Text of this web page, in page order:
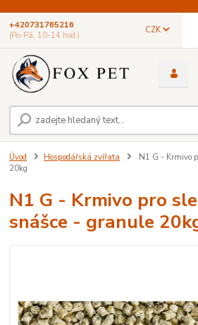
CZK
+420731765216
(Po-Pá, 10-14 hod.)
Úvod Hospodářská zvířata
N1 G - Krmivo
20kg
N1 G - Krmivo pro
snášce - granule